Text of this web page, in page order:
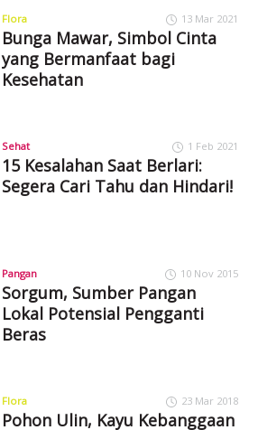
Flora 13 Mar 2021
Bunga Mawar, Simbol Cinta
yang Bermanfaat bagi
Kesehatan
Sehat 1 Feb 2021
15 Kesalahan Saat Berlari:
Segera Cari Tahu dan Hindari!
Pangan 10 Nov 2015
Sorgum, Sumber Pangan
Lokal Potensial Pengganti
Beras
Flora 23 Mar 2018
Pohon Ulin, Kayu Kebanggaan